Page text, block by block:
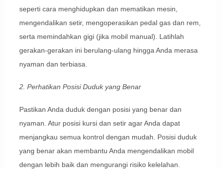
seperti cara menghidupkan dan mematikan mesin,
mengendalikan setir, mengoperasikan pedal gas dan rem,
serta memindahkan gigi (jika mobil manual). Latihlah
gerakan-gerakan ini berulang-ulang hingga Anda merasa
nyaman dan terbiasa.
2. Perhatikan Posisi Duduk yang Benar
Pastikan Anda duduk dengan posisi yang benar dan
nyaman. Atur posisi kursi dan setir agar Anda dapat
menjangkau semua kontrol dengan mudah. Posisi duduk
yang benar akan membantu Anda mengendalikan mobil
dengan lebih baik dan mengurangi risiko kelelahan.